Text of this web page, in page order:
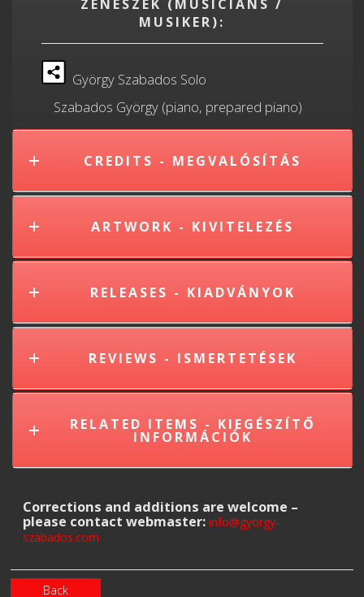
ZENÉSZEK (MUSICIANS /
MUSIKER):
György Szabados Solo
Szabados György (piano, prepared piano)
CREDITS - MEGVALÓSÍTÁS
ARTWORK - KIVITELEZÉS
RELEASES - KIADVÁNYOK
REVIEWS - ISMERTETÉSEK
RELATED ITEMS - KIEGÉSZÍTŐ
INFORMÁCIÓK
Corrections and additions are welcome –
please contact webmaster: info@györgy-
szabados.com
Back